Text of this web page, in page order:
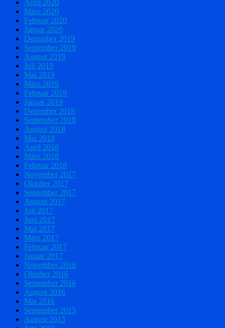
April 2020
März 2020
Februar 2020
Januar 2020
Dezember 2019
September 2019
August 2019
Juli 2019
Mai 2019
März 2019
Februar 2019
Januar 2019
Dezember 2018
September 2018
August 2018
Mai 2018
April 2018
März 2018
Februar 2018
November 2017
Oktober 2017
September 2017
August 2017
Juli 2017
Juni 2017
Mai 2017
März 2017
Februar 2017
Januar 2017
November 2016
Oktober 2016
September 2016
August 2016
Mai 2016
September 2015
August 2015